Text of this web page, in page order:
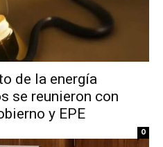
de la energía
se reunieron con
y EPE
0